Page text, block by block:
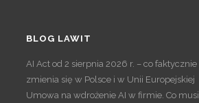
BLOG LAWIT
AI Act od 2 sierpnia 2026 r. – co faktycznie
zmienia się w Polsce i w Unii Europejskiej
Umowa na wdrożenie AI w firmie. Co musi